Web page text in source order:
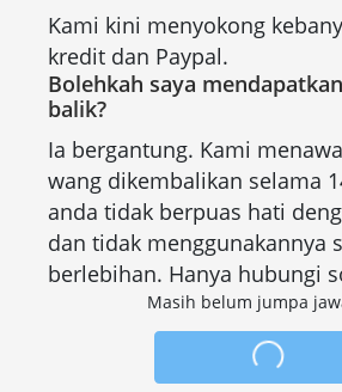
Kami kini menyokong
kredit dan Paypal.
Bolehkah saya
balik?
Ia bergantung. Kami
wang dikembalikan selama
anda tidak berpuas hati
dan tidak menggunakannya
berlebihan. Hanya hubungi
Masih belum jumpa